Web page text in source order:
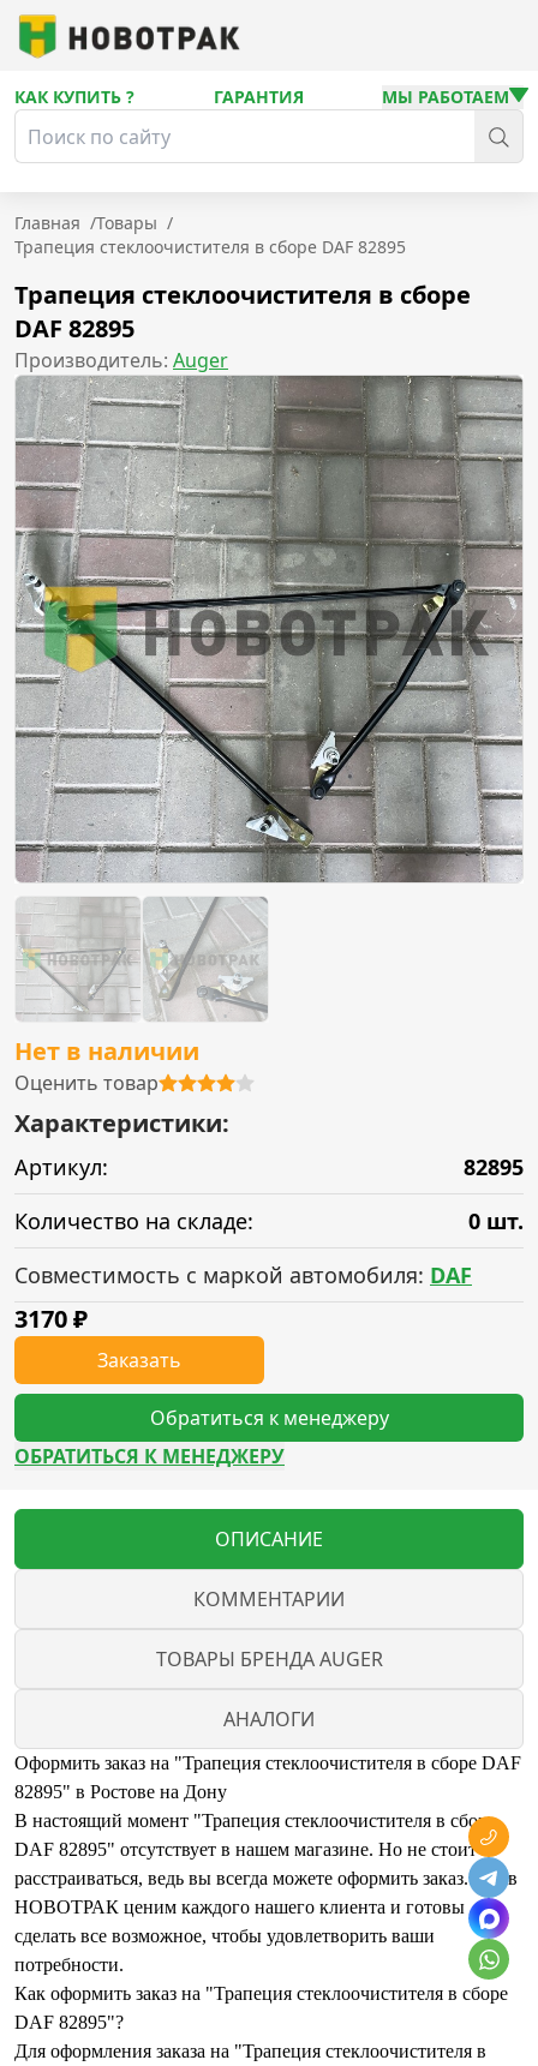
КАК КУПИТЬ ? ГАРАНТИЯ МЫ РАБОТАЕМ
Главная /Товары /
Трапеция стеклоочистителя в сборе DAF 82895
Трапеция стеклоочистителя в сборе
DAF 82895
Производитель: Auger
Нет в наличии
Оценить товар
Характеристики:
Артикул:
82895
Количество на складе:
0 шт.
Совместимость с маркой автомобиля: DAF
3170₽
Заказать
Обратиться к менеджеру
ОБРАТИТЬСЯ К МЕНЕДЖЕРУ
ОПИСАНИЕ
КОММЕНТАРИИ
ТОВАРЫ БРЕНДА AUGER
АНАЛОГИ
Оформить заказ на "Трапеция стеклоочистителя в сборе DAF
82895" в Ростове на Дону
В настоящий момент "Трапеция стеклоочистителя в сборе
DAF 82895" отсутствует в нашем магазине. Но не стоит
расстраиваться, ведь вы всегда можете оформить заказ. Мы в
НОВОТРАК ценим каждого нашего клиента и готовы
сделать все возможное, чтобы удовлетворить ваши
потребности.
Как оформить заказ на "Трапеция стеклоочистителя в сборе
DAF 82895"?
Для оформления заказа на "Трапеция стеклоочистителя в